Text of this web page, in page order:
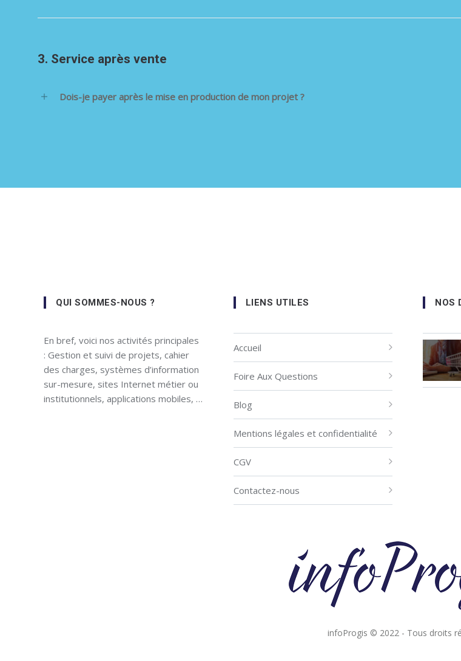
3. Service après vente
Dois-je payer après le mise en production de mon projet ?
QUI SOMMES-NOUS ?
En bref, voici nos activités principales
: Gestion et suivi de projets, cahier
des charges, systèmes d’information
sur-mesure, sites Internet métier ou
institutionnels, applications mobiles, …
LIENS UTILES
Accueil
Foire Aux Questions
Blog
Mentions légales et confidentialité
CGV
Contactez-nous
NOS
infoProgis © 2022 - Tous droits